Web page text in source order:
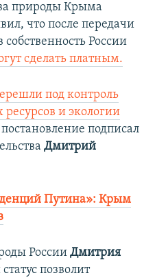
природы Крыма
что после передачи
России
сделать платным.
под контроль
и экологии
подписал
Дмитрий
Путина»: Крым
России Дмитрия
позволит